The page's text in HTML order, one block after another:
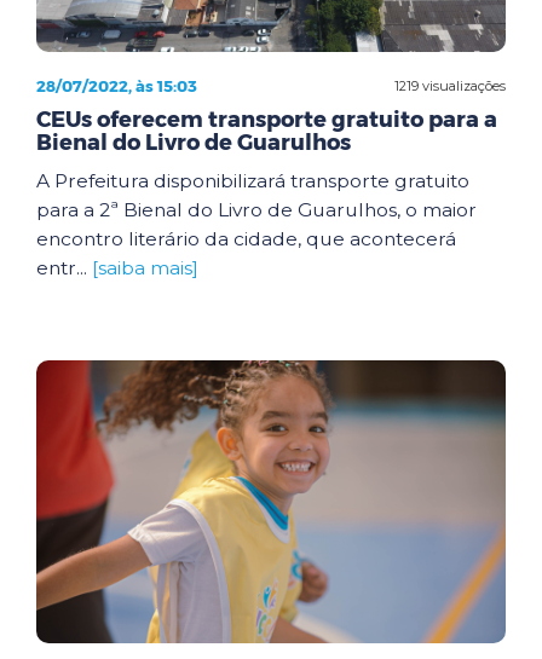
1219 visualizações
28/07/2022, às 15:03
CEUs oferecem transporte gratuito para a
Bienal do Livro de Guarulhos
A Prefeitura disponibilizará transporte gratuito
para a 2ª Bienal do Livro de Guarulhos, o maior
encontro literário da cidade, que acontecerá
entr... [saiba mais]